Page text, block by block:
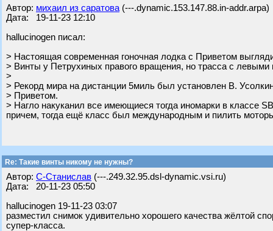
Автор: михаил из саратова (---.dynamic.153.147.88.in-addr.arpa)
Дата: 19-11-23 12:10
hallucinogen писал:
> Настоящая современная гоночная лодка с Приветом
> Винты у Петрухиных правого вращения, но трасса с левыми
>
> Рекорд мира на дистанции 5миль был установлен В.
> Приветом.
> Нагло накуканил все имеющиеся тогда иномарки в классе
причем, тогда ещё класс был международным и пилить
Re: Такие винты никому не нужны?
Автор: С-Станислав (---.249.32.95.dsl-dynamic.vsi.ru)
Дата: 20-11-23 05:50
hallucinogen 19-11-23 03:07
разместил снимок удивительно хорошего качества жёлтой
супер-класса.